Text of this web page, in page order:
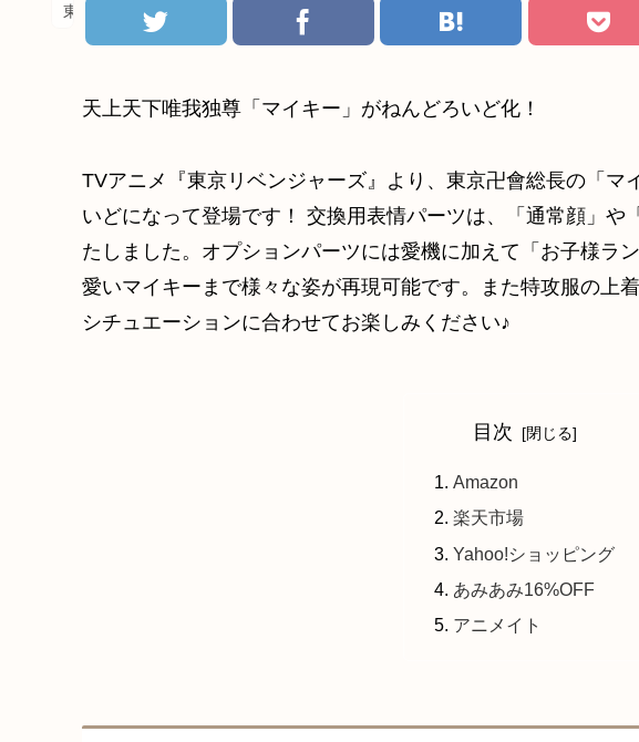
東京リベンジャーズ
天上天下唯我独尊「マイキー」がねんどろいど化！
TVアニメ『東京リベンジャーズ』より、東京卍會総長の「マ
いどになって登場です！ 交換用表情パーツは、「通常顔」や
たしました。オプションパーツには愛機に加えて「お子様ラ
愛いマイキーまで様々な姿が再現可能です。また特攻服の上
シチュエーションに合わせてお楽しみください♪
目次
Amazon
楽天市場
Yahoo!ショッピング
あみあみ16%OFF
アニメイト